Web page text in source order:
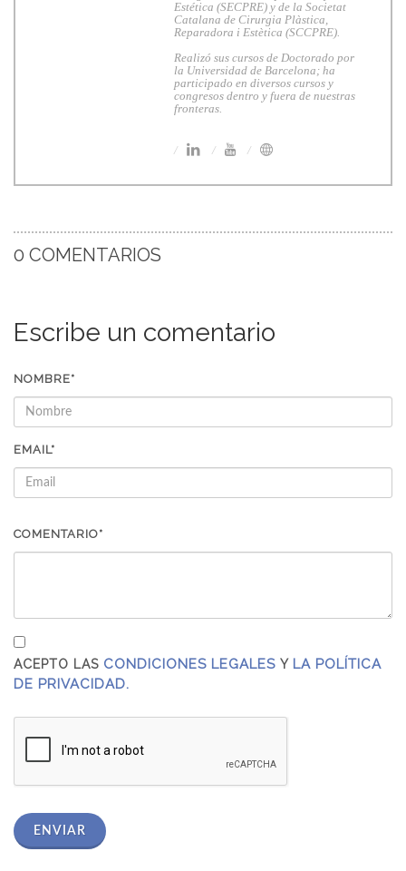
Estética (SECPRE) y de la Societat
Catalana de Cirurgia Plàstica,
Reparadora i Estètica (SCCPRE).
Realizó sus cursos de Doctorado por
la Universidad de Barcelona; ha
participado en diversos cursos y
congresos dentro y fuera de nuestras
fronteras.
0 COMENTARIOS
Escribe un comentario
NOMBRE*
EMAIL*
COMENTARIO*
ACEPTO LAS CONDICIONES LEGALES Y LA POLÍTICA
DE PRIVACIDAD.
ENVIAR